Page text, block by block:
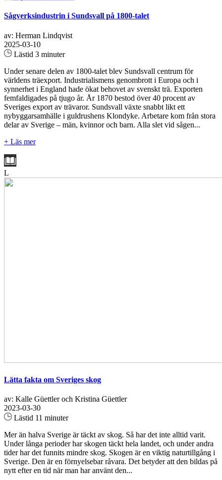
Sågverksindustrin i Sundsvall på 1800-talet
av: Herman Lindqvist
2025-03-10
Lästid 3 minuter
Under senare delen av 1800-talet blev Sundsvall centrum för
världens träexport. Industrialismens genombrott i Europa och i
synnerhet i England hade ökat behovet av svenskt trä. Exporten
femfaldigades på tjugo år. År 1870 bestod över 40 procent av
Sveriges export av trävaror. Sundsvall växte snabbt likt ett
nybyggarsamhälle i guldrushens Klondyke. Arbetare kom från stora
delar av Sverige – män, kvinnor och barn. Alla slet vid sågen...
+ Läs mer
L
Lätta fakta om Sveriges skog
av: Kalle Güettler och Kristina Güettler
2023-03-30
Lästid 11 minuter
Mer än halva Sverige är täckt av skog. Så har det inte alltid varit.
Under långa perioder har skogen täckt hela landet, och under andra
tider har det funnits mindre skog. Skogen är en viktig naturtillgång i
Sverige. Den är en förnyelsebar råvara. Det betyder att den bildas på
nytt efter en tid när man har använt den...